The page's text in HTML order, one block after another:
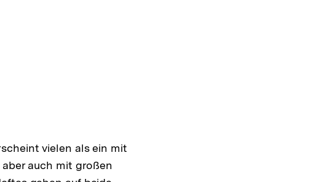
vielen als ein mit
auch mit großen